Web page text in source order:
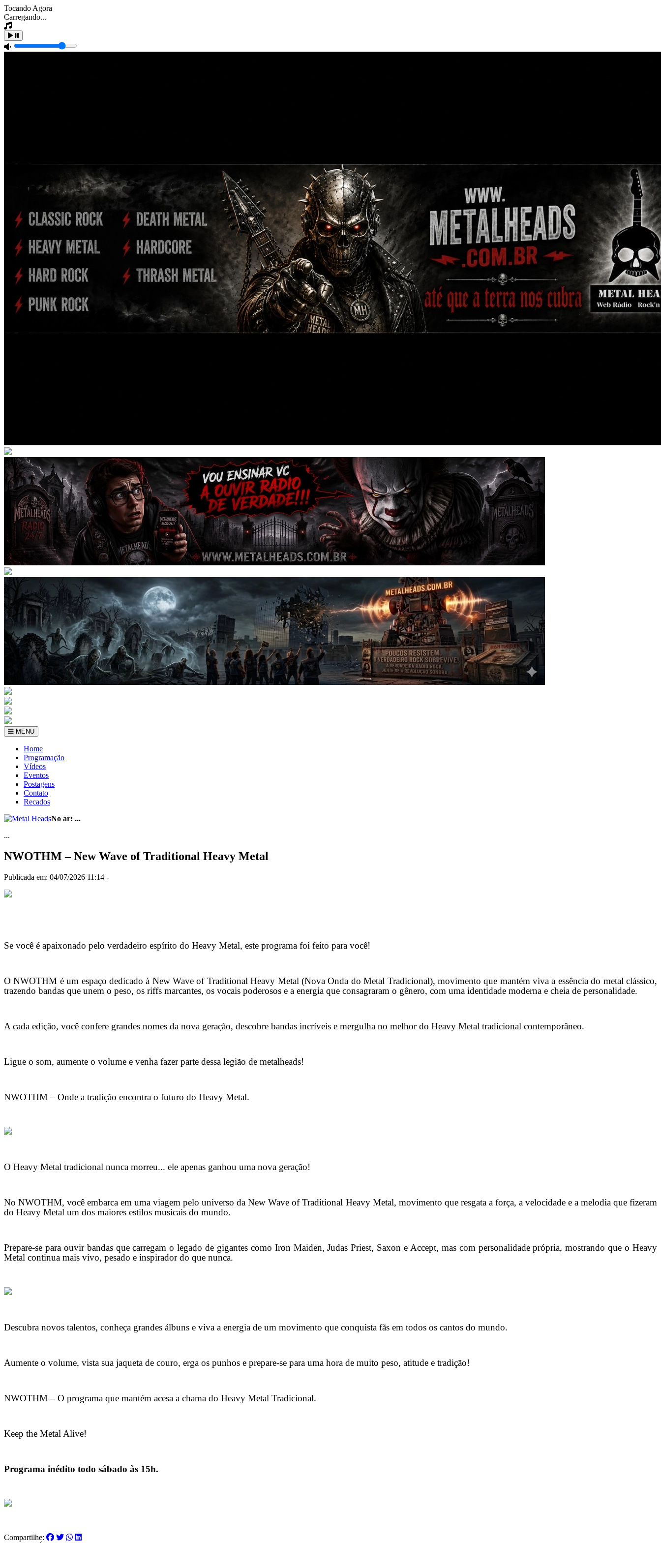
Tocando Agora
Carregando...
MENU
Home
Programação
Vídeos
Eventos
Postagens
Contato
Recados
No ar: ...
...
NWOTHM – New Wave of Traditional Heavy Metal
Publicada em: 04/07/2026 11:14 -
Se você é apaixonado pelo verdadeiro espírito do Heavy Metal, este programa foi feito para você!
O NWOTHM é um espaço dedicado à New Wave of Traditional Heavy Metal (Nova Onda do Metal Tradicional), movimento que mantém viva a essência do metal clássico,
trazendo bandas que unem o peso, os riffs marcantes, os vocais poderosos e a energia que consagraram o gênero, com uma identidade moderna e cheia de personalidade.
A cada edição, você confere grandes nomes da nova geração, descobre bandas incríveis e mergulha no melhor do Heavy Metal tradicional contemporâneo.
Ligue o som, aumente o volume e venha fazer parte dessa legião de metalheads!
NWOTHM – Onde a tradição encontra o futuro do Heavy Metal.
O Heavy Metal tradicional nunca morreu... ele apenas ganhou uma nova geração!
No NWOTHM, você embarca em uma viagem pelo universo da New Wave of Traditional Heavy Metal, movimento que resgata a força, a velocidade e a melodia que fizeram
do Heavy Metal um dos maiores estilos musicais do mundo.
Prepare-se para ouvir bandas que carregam o legado de gigantes como Iron Maiden, Judas Priest, Saxon e Accept, mas com personalidade própria, mostrando que o Heavy
Metal continua mais vivo, pesado e inspirador do que nunca.
Descubra novos talentos, conheça grandes álbuns e viva a energia de um movimento que conquista fãs em todos os cantos do mundo.
Aumente o volume, vista sua jaqueta de couro, erga os punhos e prepare-se para uma hora de muito peso, atitude e tradição!
NWOTHM – O programa que mantém acesa a chama do Heavy Metal Tradicional.
Keep the Metal Alive!
Programa inédito todo sábado às 15h.
Compartilhe: